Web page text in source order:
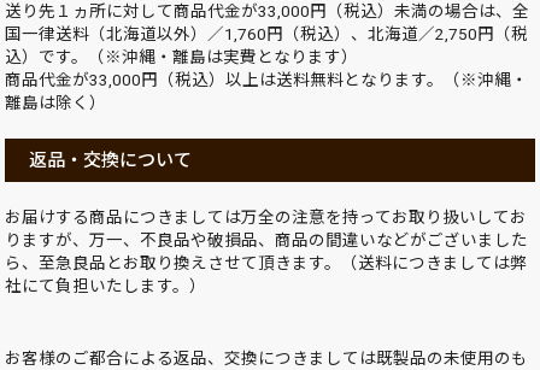
送り先１ヵ所に対して商品代金が33,000円（税込）未満の場合は、全
国一律送料（北海道以外）／1,760円（税込）、北海道／2,750円（税
込）です。（※沖縄・離島は実費となります）
商品代金が33,000円（税込）以上は送料無料となります。（※沖縄・
離島は除く）
返品・交換について
お届けする商品につきましては万全の注意を持ってお取り扱いしてお
りますが、万一、不良品や破損品、商品の間違いなどがございました
ら、至急良品とお取り換えさせて頂きます。（送料につきましては弊
社にて負担いたします。）
お客様のご都合による返品、交換につきましては既製品の未使用のも